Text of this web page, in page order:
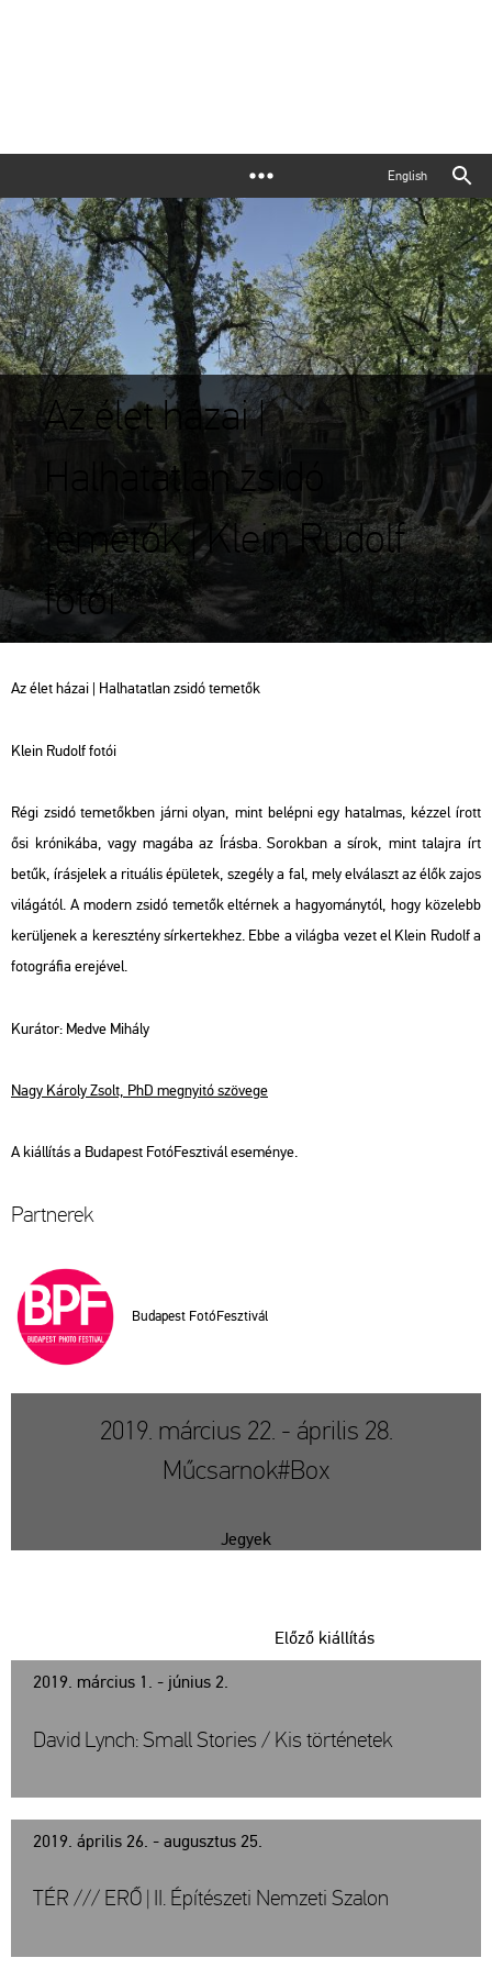
English
Az élet házai |
Halhatatlan zsidó
temetők | Klein Rudolf
fotói
Az élet házai | Hal­ha­tat­lan zsidó te­me­tők
Klein Ru­dolf fotói
Régi zsidó te­me­tők­ben járni olyan, mint be­lép­ni egy ha­tal­mas, kéz­zel írott
ősi kró­ni­ká­ba, vagy ma­gá­ba az Írás­ba. So­rok­ban a sírok, mint ta­laj­ra írt
betűk, írás­je­lek a ri­tu­á­lis épü­le­tek, sze­gély a fal, mely el­vá­laszt az élők zajos
vi­lá­gá­tól. A mo­dern zsidó te­me­tők el­tér­nek a ha­gyo­mány­tól, hogy kö­ze­lebb
ke­rül­je­nek a ke­resz­tény sír­ker­tek­hez. Ebbe a vi­lág­ba vezet el Klein Ru­dolf a
fo­tog­rá­fia ere­jé­vel.
Ku­rá­tor: Medve Mi­hály
Nagy Ká­roly Zsolt, PhD meg­nyi­tó szö­ve­ge
A ki­ál­lí­tás a Bu­da­pest Fo­tó­Fesz­ti­vál ese­mé­nye.
Part­ne­rek
Bu­da­pest Fo­tó­Fesz­ti­vál
2019. március 22. - április 28.
Műcsarnok#Box
Jegyek
2019. március 1. - június 2.
Előző kiállítás
David Lynch: Small Stories / Kis történetek
2019. április 26. - augusztus 25.
TÉR /// ERŐ | II. Építészeti Nemzeti Szalon